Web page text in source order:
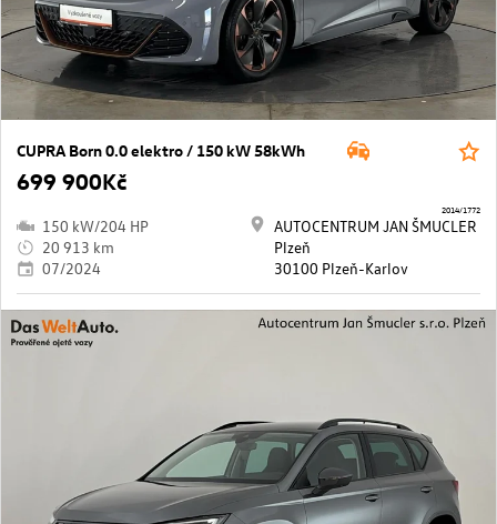
CUPRA Born 0.0 elektro / 150 kW 58kWh
699 900Kč
150 kW/204 HP
20 913 km
07/2024
AUTOCENTRUM JAN ŠMUCLER
Plzeň
30100 Plzeň-Karlov
2014/1772